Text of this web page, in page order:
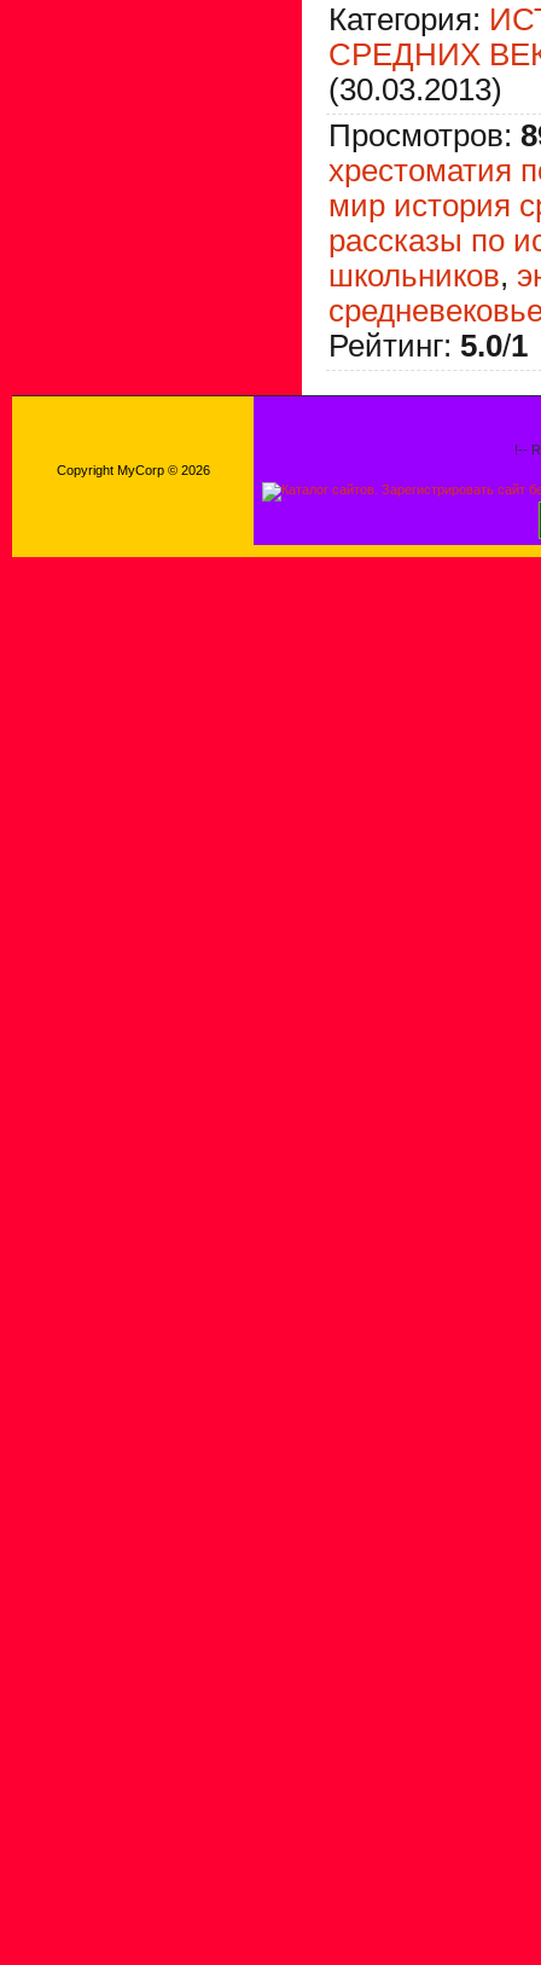
Категория:
СРЕДНИХ
(30.03.2013)
Просмотров:
хрестоматия
мир история
рассказы по
школьников,
Рейтинг: 5.0/1
Copyright MyCorp © 2026
!--